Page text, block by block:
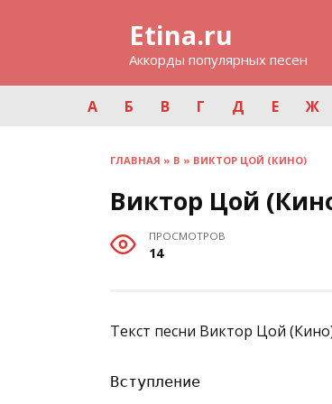
Etina.ru
Аккорды популярных песен
А Б В Г Д Е Ж
ГЛАВНАЯ » В » ВИКТОР ЦОЙ (КИНО)
Виктор Цой
ПРОСМОТРОВ
14
Текст песни Виктор Цой
Вступление